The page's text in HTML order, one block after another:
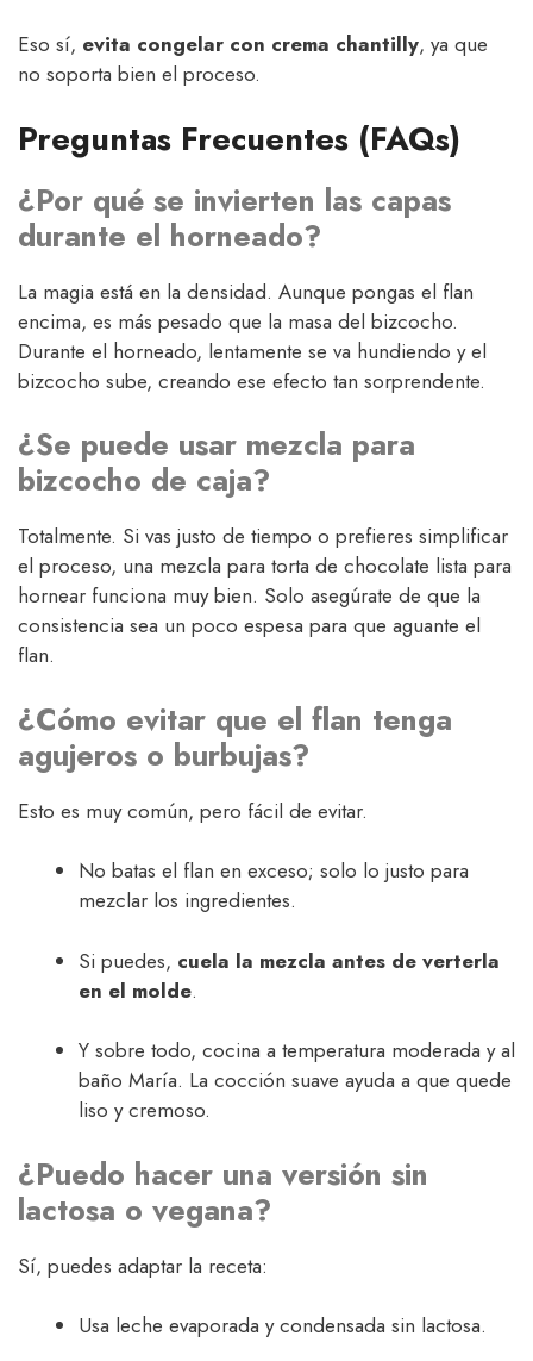
Eso sí, evita congelar con crema chantilly, ya que
no soporta bien el proceso.
Preguntas Frecuentes (FAQs)
¿Por qué se invierten las capas
durante el horneado?
La magia está en la densidad. Aunque pongas el flan
encima, es más pesado que la masa del bizcocho.
Durante el horneado, lentamente se va hundiendo y el
bizcocho sube, creando ese efecto tan sorprendente.
¿Se puede usar mezcla para
bizcocho de caja?
Totalmente. Si vas justo de tiempo o prefieres simplificar
el proceso, una mezcla para torta de chocolate lista para
hornear funciona muy bien. Solo asegúrate de que la
consistencia sea un poco espesa para que aguante el
flan.
¿Cómo evitar que el flan tenga
agujeros o burbujas?
Esto es muy común, pero fácil de evitar.
No batas el flan en exceso; solo lo justo para
mezclar los ingredientes.
Si puedes, cuela la mezcla antes de verterla
en el molde.
Y sobre todo, cocina a temperatura moderada y al
baño María. La cocción suave ayuda a que quede
liso y cremoso.
¿Puedo hacer una versión sin
lactosa o vegana?
Sí, puedes adaptar la receta:
Usa leche evaporada y condensada sin lactosa.